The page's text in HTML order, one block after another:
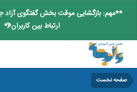
**مهم: بازگشایی موقت بخش گفتگوی آزاد
ارتباط بین کاربران**
صفحه نخست